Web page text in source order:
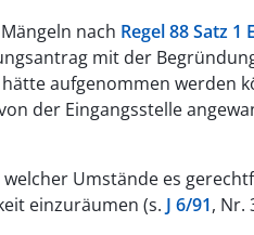
nach Regel 88 Satz 1
mit der
aufgenommen werden
der Eingangsstelle
Umstände es
einzuräumen (s. J 6/91, Nr.